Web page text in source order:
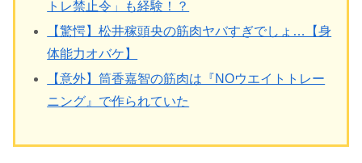
トレ禁止令」も経験！？
【驚愕】松井稼頭央の筋肉ヤバすぎでしょ…【身
体能力オバケ】
【意外】筒香嘉智の筋肉は『NOウエイトトレー
ニング』で作られていた